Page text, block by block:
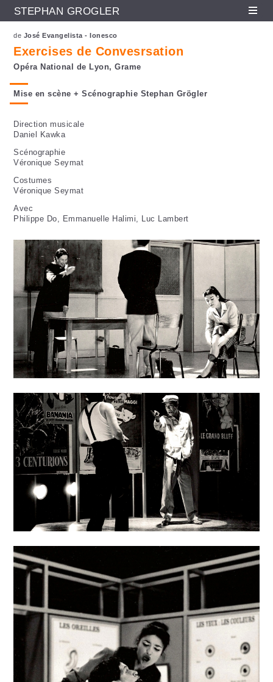
Aller au contenu principal
STEPHAN GRÖGLER De
de José Evangelista - Ionesco
Exercises de Convesrsation
Opéra National de Lyon, Grame
Mise en scène + Scénographie Stephan Grögler
Direction musicale
Daniel Kawka
Scénographie
Véronique Seymat
Costumes
Véronique Seymat
Avec
Philippe Do, Emmanuelle Halimi, Luc Lambert